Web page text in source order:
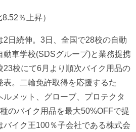
％上昇）
日続伸。3日、全国で28校の自動
動車学校(SDSグループ)と業務提携
23校にて6月より順次バイク用品の
。二輪免許取得を応援するた
メット、グローブ、プロテクタ
のバイク用品を最大50%OFFで提
イク王100％子会社である株式会